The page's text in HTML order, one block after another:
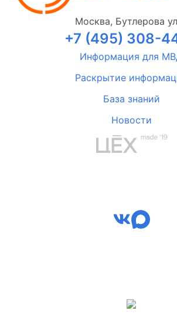
Москва, Бутлерова
+7 (495) 308-
Информация для
Раскрытие
База знаний
Новости